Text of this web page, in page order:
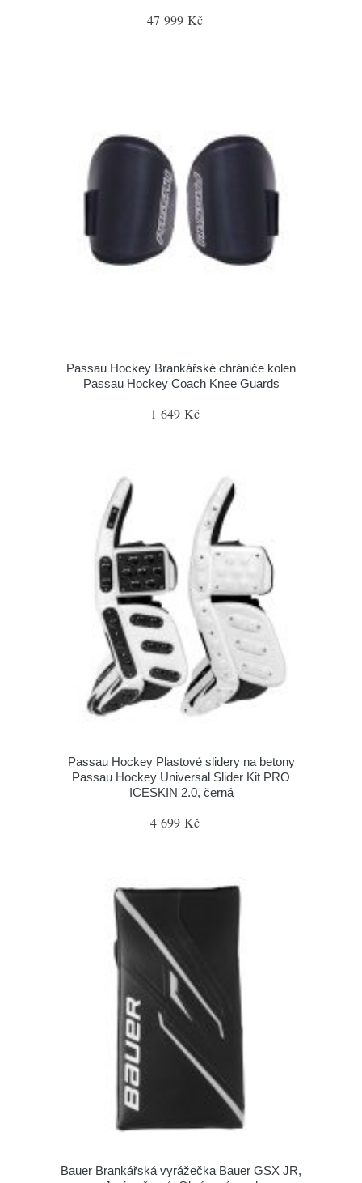
47 999 Kč
Passau Hockey Brankářské chrániče kolen
Passau Hockey Coach Knee Guards
1 649 Kč
Passau Hockey Plastové slidery na betony
Passau Hockey Universal Slider Kit PRO
ICESKIN 2.0, černá
4 699 Kč
Bauer Brankářská vyrážečka Bauer GSX JR,